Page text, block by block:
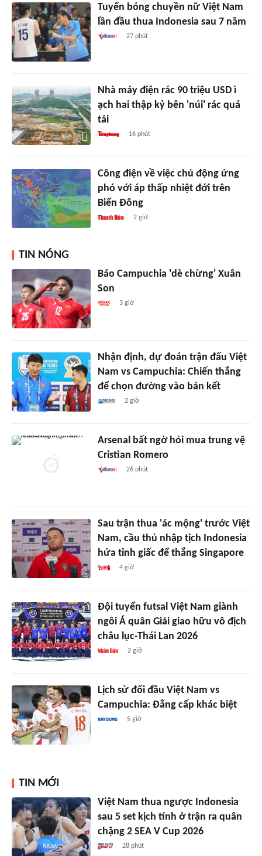
Tuyển bóng chuyền nữ Việt Nam
lần đầu thua Indonesia sau 7 năm
27 phút
Nhà máy điện rác 90 triệu USD ì
ạch hai thập kỷ bên 'núi' rác quá
tải
16 phút
Công điện về việc chủ động ứng
phó với áp thấp nhiệt đới trên
Biển Đông
2 giờ
TIN NÓNG
Báo Campuchia 'dè chừng' Xuân
Son
3 giờ
Nhận định, dự đoán trận đấu Việt
Nam vs Campuchia: Chiến thắng
để chọn đường vào bán kết
2 giờ
Arsenal bất ngờ hỏi mua trung vệ
Cristian Romero
26 phút
Sau trận thua 'ác mộng' trước Việt
Nam, cầu thủ nhập tịch Indonesia
hứa tỉnh giấc để thắng Singapore
4 giờ
Đội tuyển futsal Việt Nam giành
ngôi Á quân Giải giao hữu vô địch
châu lục-Thái Lan 2026
2 giờ
Lịch sử đối đầu Việt Nam vs
Campuchia: Đẳng cấp khác biệt
5 giờ
TIN MỚI
Việt Nam thua ngược Indonesia
sau 5 set kịch tính ở trận ra quân
chặng 2 SEA V Cup 2026
28 phút